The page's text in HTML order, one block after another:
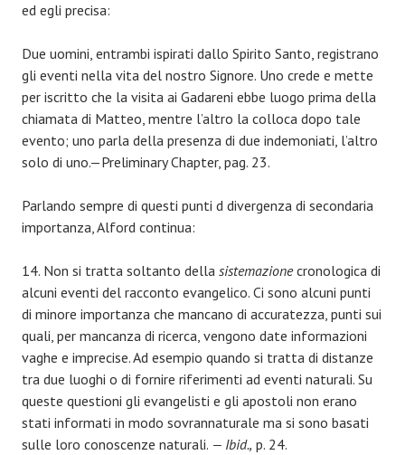
ed egli precisa:
Due uomini, entrambi ispirati dallo Spirito Santo, registrano
gli eventi nella vita del nostro Signore. Uno crede e mette
per iscritto che la visita ai Gadareni ebbe luogo prima della
chiamata di Matteo, mentre l’altro la colloca dopo tale
evento; uno parla della presenza di due indemoniati, l’altro
solo di uno.—Preliminary Chapter, pag. 23.
Parlando sempre di questi punti d divergenza di secondaria
importanza, Alford continua:
14. Non si tratta soltanto della sistemazionecronologica di
alcuni eventi del racconto evangelico. Ci sono alcuni punti
di minore importanza che mancano di accuratezza, punti sui
quali, per mancanza di ricerca, vengono date informazioni
vaghe e imprecise. Ad esempio quando si tratta di distanze
tra due luoghi o di fornire riferimenti ad eventi naturali. Su
queste questioni gli evangelisti e gli apostoli non erano
stati informati in modo sovrannaturale ma si sono basati
sulle loro conoscenze naturali. — Ibid., p. 24.